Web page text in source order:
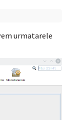
urmatarele